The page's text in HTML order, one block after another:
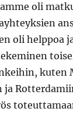
oli
oli helppoa
kuten
ja